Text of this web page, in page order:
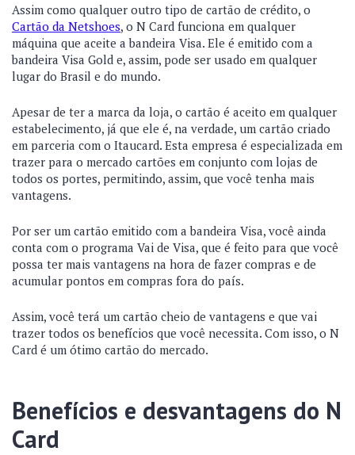
Assim como qualquer outro tipo de cartão de crédito, o
Cartão da Netshoes, o N Card funciona em qualquer
máquina que aceite a bandeira Visa. Ele é emitido com a
bandeira Visa Gold e, assim, pode ser usado em qualquer
lugar do Brasil e do mundo.
Apesar de ter a marca da loja, o cartão é aceito em qualquer
estabelecimento, já que ele é, na verdade, um cartão criado
em parceria com o Itaucard. Esta empresa é especializada em
trazer para o mercado cartões em conjunto com lojas de
todos os portes, permitindo, assim, que você tenha mais
vantagens.
Por ser um cartão emitido com a bandeira Visa, você ainda
conta com o programa Vai de Visa, que é feito para que você
possa ter mais vantagens na hora de fazer compras e de
acumular pontos em compras fora do país.
Assim, você terá um cartão cheio de vantagens e que vai
trazer todos os benefícios que você necessita. Com isso, o N
Card é um ótimo cartão do mercado.
Benefícios e desvantagens do N
Card